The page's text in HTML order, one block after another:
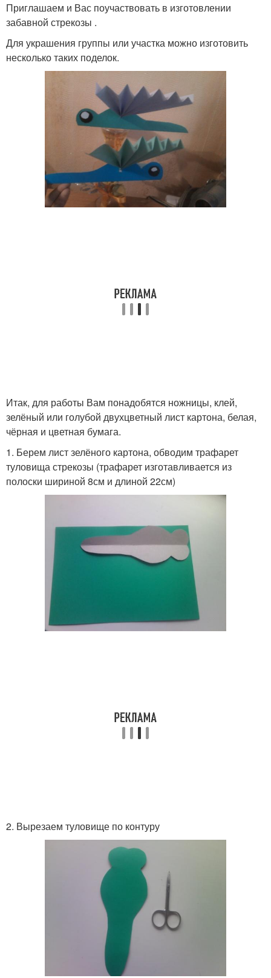
Приглашаем и Вас поучаствовать в изготовлении
забавной стрекозы .
Для украшения группы или участка можно изготовить
несколько таких поделок.
Итак, для работы Вам понадобятся ножницы, клей,
зелёный или голубой двухцветный лист картона, белая,
чёрная и цветная бумага.
1. Берем лист зелёного картона, обводим трафарет
туловища стрекозы (трафарет изготавливается из
полоски шириной 8см и длиной 22см)
2. Вырезаем туловище по контуру